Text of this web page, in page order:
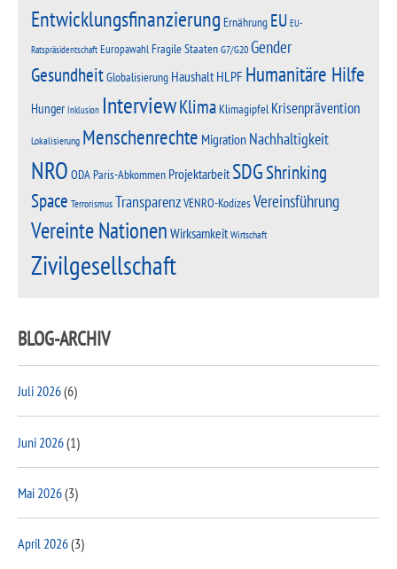
Entwicklungsfinanzierung Ernährung EU EU-
Ratspräsidentschaft EuropawahlFragile StaatenG7/G20Gender
GesundheitGlobalisierung HaushaltHLPF Humanitäre Hilfe
Hunger Inklusion InterviewKlimaKlimagipfel Krisenprävention
Lokalisierung Menschenrechte Migration Nachhaltigkeit
NRO ODAParis-Abkommen ProjektarbeitSDGShrinking
Space TerrorismusTransparenzVENRO-KodizesVereinsführung
Vereinte Nationen Wirksamkeit Wirtschaft
Zivilgesellschaft
BLOG-ARCHIV
Juli 2026(6)
Juni 2026(1)
Mai 2026(3)
April 2026(3)